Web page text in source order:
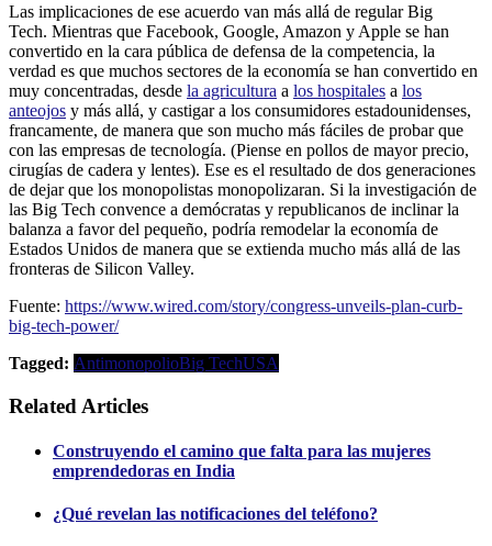
Las implicaciones de ese acuerdo van más allá de regular Big
Tech. Mientras que Facebook, Google, Amazon y Apple se han
convertido en la cara pública de defensa de la competencia, la
verdad es que muchos sectores de la economía se han convertido en
muy concentradas, desde la agricultura a los hospitales a los
anteojos y más allá, y castigar a los consumidores estadounidenses,
francamente, de manera que son mucho más fáciles de probar que
con las empresas de tecnología. (Piense en pollos de mayor precio,
cirugías de cadera y lentes). Ese es el resultado de dos generaciones
de dejar que los monopolistas monopolizaran. Si la investigación de
las Big Tech convence a demócratas y republicanos de inclinar la
balanza a favor del pequeño, podría remodelar la economía de
Estados Unidos de manera que se extienda mucho más allá de las
fronteras de Silicon Valley.
Fuente: https://www.wired.com/story/congress-unveils-plan-curb-
big-tech-power/
Tagged: AntimonopolioBig TechUSA
Related Articles
Construyendo el camino que falta para las mujeres
emprendedoras en India
¿Qué revelan las notificaciones del teléfono?